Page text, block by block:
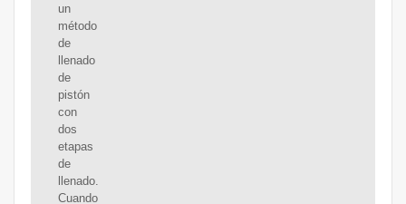
un
método
de
llenado
de
pistón
con
dos
etapas
de
llenado.
Cuando